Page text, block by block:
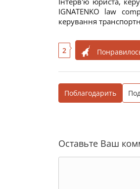
IGNATENKO law
керування
2
Поблагодарить
Оставьте Ваш